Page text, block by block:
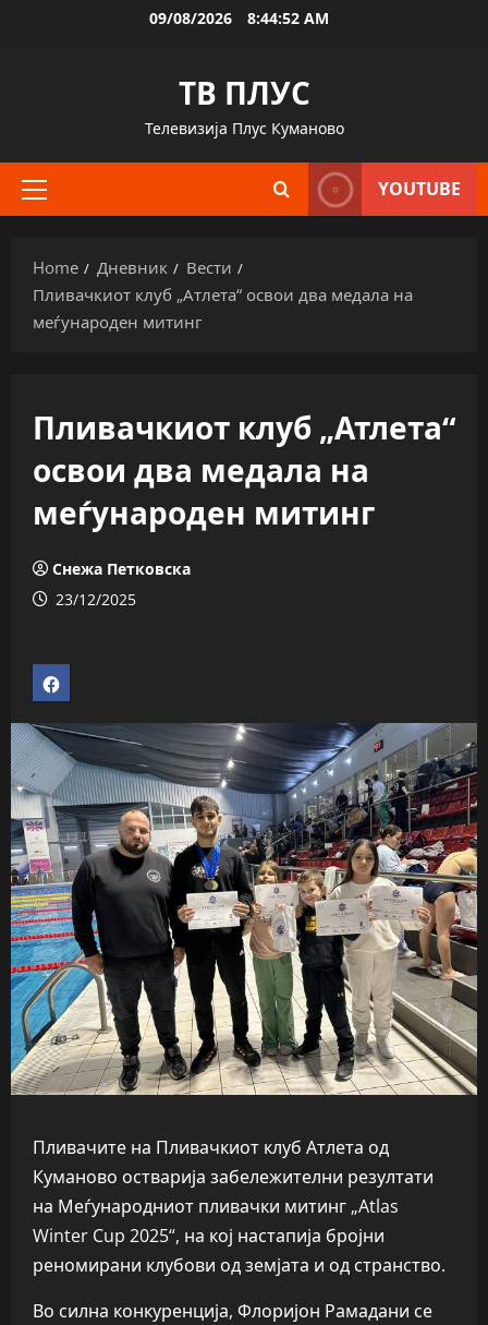
09/08/2026 8:44:53 AM
ТВ ПЛУС
Телевизија Плус Куманово
Primary
YOUTUBE
Home Дневник
Вести
Пливачкиот клуб „Атлета“ освои два медала на
меѓународен митинг
Пливачкиот клуб „Атлета“
освои два медала на
меѓународен митинг
Снежа Петковска
23/12/2025
Пливачите на Пливачкиот клуб Атлета од
Куманово остварија забележителни резултати
на Меѓународниот пливачки митинг „Atlas
Winter Cup 2025“, на кој настапија бројни
реномирани клубови од земјата и од странство.
Во силна конкуренција, Флоријон Рамадани се